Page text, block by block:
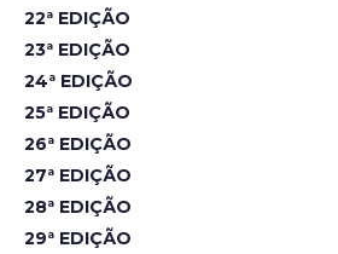
22ª EDIÇÃO
23ª EDIÇÃO
24ª EDIÇÃO
25ª EDIÇÃO
26ª EDIÇÃO
27ª EDIÇÃO
28ª EDIÇÃO
29ª EDIÇÃO